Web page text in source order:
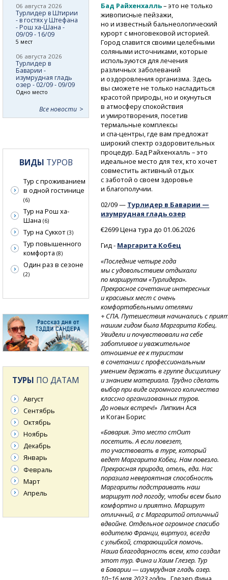
Бад Райхенхалль– это не только
живописные пейзажи,
но и известный бальнеологический
курорт с многовековой историей.
Город славится своими целебными
соляными источниками, которые
используются для лечения
различных заболеваний
и оздоровления организма. Здесь
вы сможете не только насладиться
красотой природы, но и окунуться
в атмосферу спокойствия
и умиротворения, посетив
термальные комплексы
и спа-центры,где вам предложат
широкий спектр оздоровительных
процедур. Бад Райхенхалль – это
идеальное место для тех, кто хочет
совместить активный отдых
с заботой о своем здоровье
и благополучии.
02/09 — Турлидер в Баварии —
изумрудная гладь озер
€2699 Цена тура до 01.06.2026
Гид - Маргарита Кобец
«Последние четыре года
мы с удовольствием отдыхали
по маршрутам «Турлидера».
Прекрасное сочетание интересных
и красивых мест с очень
комфортабельными отелями
+ СПА.Путешествияначиналисьс
нашим гидом была Маргарита Кобец.
Увидели и почувствовали на себе
заботливое и уважительное
отношение ее к туристам
в сочетании с профессиональным
умением держать в группе дисциплину
и знанием материала. Трудно сделать
выбор при виде огромного количества
классно организованных туров.
До новых встреч!» Липкин Ася
и Коган Борис
«Бавария. Это место стОит
посетить. А если повезет,
то участвовать в туре, который
ведет Маргарита Кобец. Нам повезло.
Прекрасная природа, отель, еда. Нас
поразила невероятная способность
Маргариты подстраивать наш
маршрут под погоду, чтобы всем было
комфортно и приятно. Маршрут
отличный, а с Маргаритой отличный
вдвойне. Отдельное огромное спасибо
водителю Франци, виртуоз, всегда
с улыбкой, старающийся помочь.
Наша благодарность всем, кто создал
этот тур. Фина и Хаим Глезер. Тур
в Баварии — изумрудная гладь озер.
06 августа 2026
Турлидер в Штирии
- в гостях у Штефана
- Рош ха-Шана -
09/09 - 16/09
5 мест
06 августа 2026
Турлидер в
Баварии -
изумрудная гладь
озер - 02/09 - 09/09
Одно место
Все новости
ВИДЫ ТУРОВ
Тур с проживанием
в одной гостинице
(6)
Тур на Рош ха-
Шана (6)
Тур на Суккот (3)
Тур повышенного
комфорта (8)
Один раз в сезоне
(2)
ТУРЫ ПО ДАТАМ
Август
Сентябрь
Октябрь
Ноябрь
Декабрь
Январь
Февраль
Март
Апрель